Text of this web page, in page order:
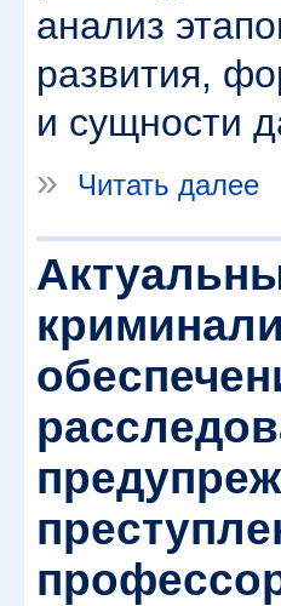
анализ
развития,
и сущности
»
Читать далее